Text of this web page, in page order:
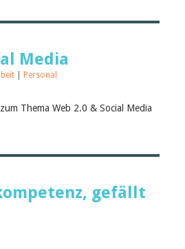
Media
Personal
Thema Web 2.0 & Social Media
gefällt